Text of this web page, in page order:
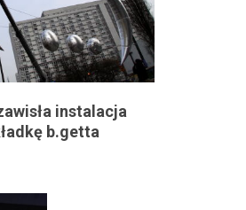
instalacja
b.getta